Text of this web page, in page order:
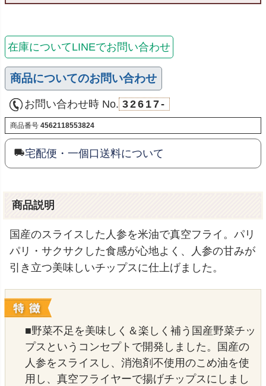
在庫についてLINEでお問い合わせ
商品についてのお問い合わせ
お問い合わせ時 No. 32617-
商品番号 4562118553824
宅配便・一個口送料について
商品説明
国産のスライスした人参を米油で真空フライ。パリ
パリ・サクサクした食感が心地よく、人参の甘みが
引き立つ美味しいチップスに仕上げました。
■野菜不足を美味しく＆楽しく補う国産野菜チッ
プスというコンセプトで開発しました。国産の
人参をスライスし、消泡剤不使用のこめ油を使
用し、真空フライヤーで揚げチップスにしまし